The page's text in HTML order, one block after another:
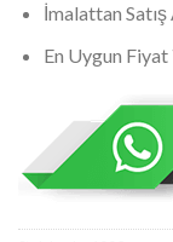
İmalattan Satış
En Uygun